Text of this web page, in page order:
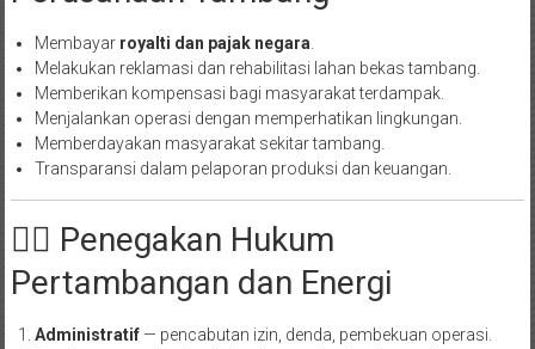
Membayar royalti dan pajak negara.
Melakukan reklamasi dan rehabilitasi lahan bekas tambang.
Memberikan kompensasi bagi masyarakat terdampak.
Menjalankan operasi dengan memperhatikan lingkungan.
Memberdayakan masyarakat sekitar tambang.
Transparansi dalam pelaporan produksi dan keuangan.
🧑‍⚖️ Penegakan Hukum
Pertambangan dan Energi
Administratif— pencabutan izin, denda, pembekuan operasi.